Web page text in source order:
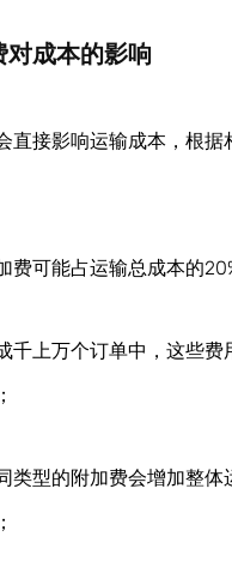
对成本的影响
直接影响运输成本，根据
费可能占运输总成本的
千上万个订单中，这些费
类型的附加费会增加整体